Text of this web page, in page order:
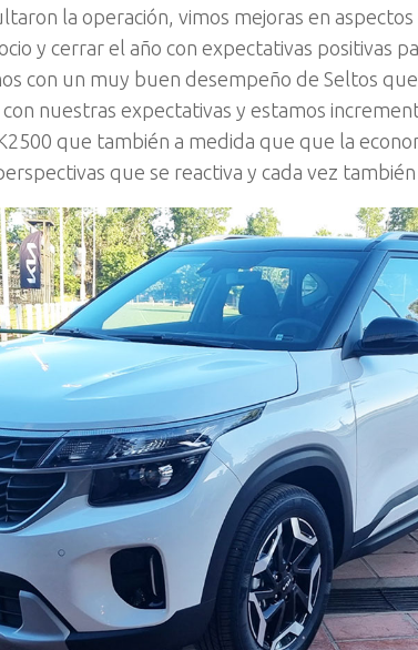
la operación, vimos mejoras en
y cerrar el año con expectativas positivas
con un muy buen desempeño de Seltos
nuestras expectativas y estamos
que también a medida que que la
que se reactiva y cada vez